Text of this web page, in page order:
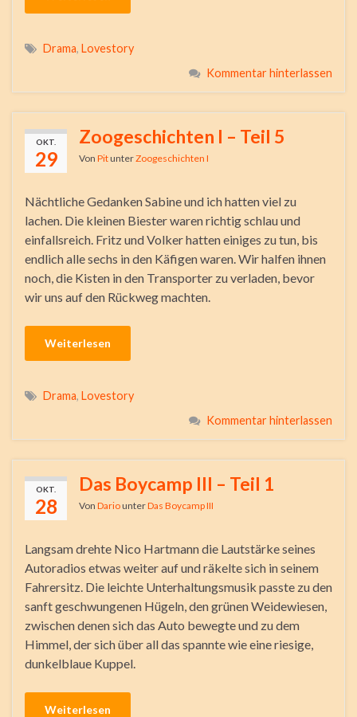
Drama, Lovestory
Kommentar hinterlassen
OKT.
29
Zoogeschichten I – Teil 5
Von PitunterZoogeschichten I
Nächtliche Gedanken Sabine und ich hatten viel zu
lachen. Die kleinen Biester waren richtig schlau und
einfallsreich. Fritz und Volker hatten einiges zu tun, bis
endlich alle sechs in den Käfigen waren. Wir halfen ihnen
noch, die Kisten in den Transporter zu verladen, bevor
wir uns auf den Rückweg machten.
Weiterlesen
Drama, Lovestory
Kommentar hinterlassen
OKT.
28
Das Boycamp III – Teil 1
Von DariounterDas Boycamp III
Langsam drehte Nico Hartmann die Lautstärke seines
Autoradios etwas weiter auf und räkelte sich in seinem
Fahrersitz. Die leichte Unterhaltungsmusik passte zu den
sanft geschwungenen Hügeln, den grünen Weidewiesen,
zwischen denen sich das Auto bewegte und zu dem
Himmel, der sich über all das spannte wie eine riesige,
dunkelblaue Kuppel.
Weiterlesen